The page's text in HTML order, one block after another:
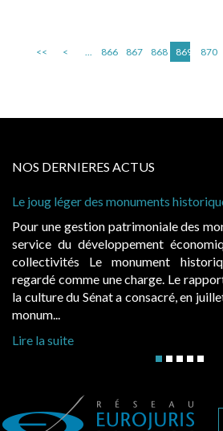
<< < ... 866 867 868 869 870
NOS DERNIERES ACTUS
Le joug léger des monuments
Pour une gestion patrimoniale des
service du développement
collectivités Le monument
regardé comme une charge. Le
la culture du Sénat a consacré, en
monum...
Lire la suite